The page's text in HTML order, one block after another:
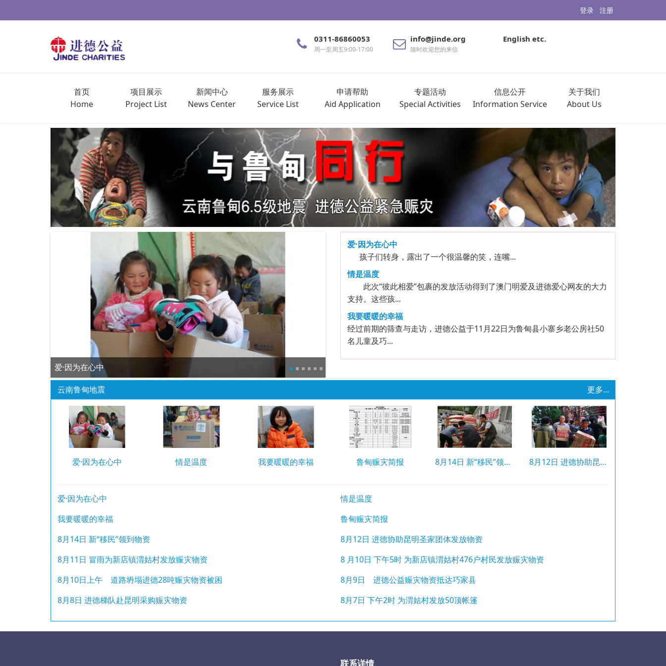
登录 注册
0311-86860053
周一至周五9:00-17:00
info@jinde.org
随时欢迎您的来信
English etc.
首页
Home
项目展示
Project List
新闻中心
News Center
服务展示
Service List
申请帮助
Aid Application
专题活动
Special Activities
信息公开
Information Service
关于我们
About Us
情是温度
爱·因为在心中
孩子们转身，露出了一个很温馨的笑，连嘴...
情是温度
此次“彼此相爱”包裹的发放活动得到了澳门明爱及进德爱心网友的大力
支持。这些孩...
我要暖暖的幸福
经过前期的筛查与走访，进德公益于11月22日为鲁甸县小寨乡老公房社50
名儿童及巧...
云南鲁甸地震 更多...
爱·因为在心中 情是温度 我要暖暖的幸福 鲁甸赈灾简报 8月14日 新“移民”领到物资 8月12日 进德协助昆明圣家团体发放物资
爱·因为在心中
情是温度
我要暖暖的幸福
鲁甸赈灾简报
8月14日 新“移民”领到物资
8月12日 进德协助昆明圣家团体发放物资
8月11日 冒雨为新店镇渭姑村发放赈灾物资
8 月10日 下午5时 为新店镇渭姑村476户村民发放赈灾物资
8月10日上午 道路坍塌进德28吨赈灾物资被困
8月9日 进德公益赈灾物资抵达巧家县
8月8日 进德梯队赴昆明采购赈灾物资
8月7日 下午2时 为渭姑村发放50顶帐篷
联系详情